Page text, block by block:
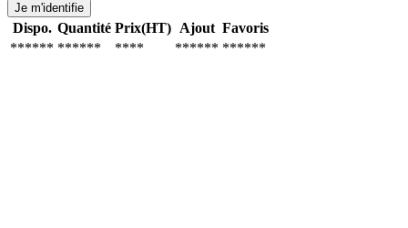
Je m'identifie
Dispo. Quantité Prix(HT) Ajout Favoris
****** ****** **** ****** ******